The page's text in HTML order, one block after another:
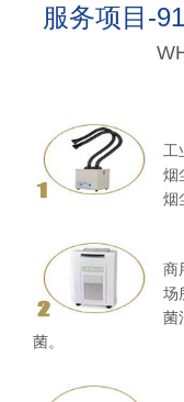
服务项目-
工
烟
烟
商
场
菌
菌。